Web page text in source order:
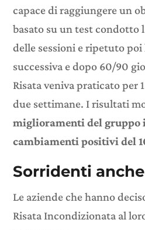
capace di raggiungere un
basato su un test condotto
delle sessioni e ripetuto
successiva e dopo 60/90
Risata veniva praticato per
due settimane. I risultati
miglioramenti del gruppo
cambiamenti positivi del
Sorridenti
Le aziende che hanno
Risata Incondizionata al